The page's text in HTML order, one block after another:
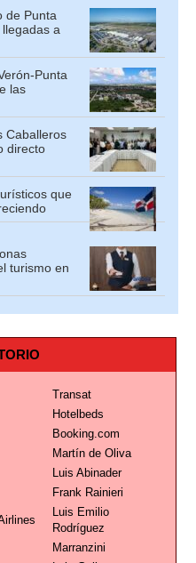
de Punta
a
Punta
las
Caballeros
directo
que
turismo en
Transat
Hotelbeds
Booking.com
Martín de Oliva
Luis Abinader
Frank Rainieri
Luis Emilio
Rodríguez
Marranzini